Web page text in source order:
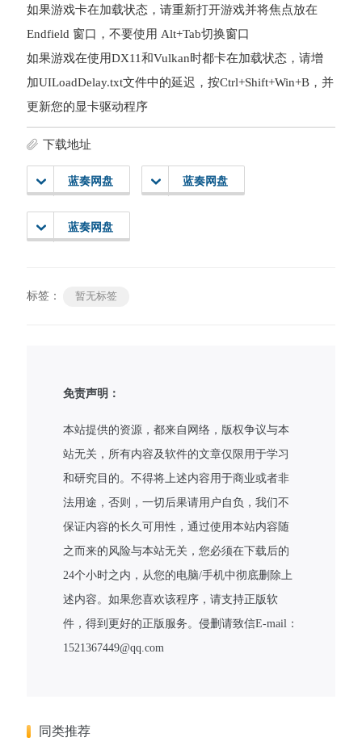
如果游戏卡在加载状态，请重新打开游戏并将焦点放在
Endfield 窗口，不要使用 Alt+Tab切换窗口
如果游戏在使用DX11和Vulkan时都卡在加载状态，请增
加UILoadDelay.txt文件中的延迟，按Ctrl+Shift+Win+B，并
更新您的显卡驱动程序
下载地址
蓝奏网盘 蓝奏网盘
蓝奏网盘
标签： 暂无标签
免责声明：
本站提供的资源，都来自网络，版权争议与本
站无关，所有内容及软件的文章仅限用于学习
和研究目的。不得将上述内容用于商业或者非
法用途，否则，一切后果请用户自负，我们不
保证内容的长久可用性，通过使用本站内容随
之而来的风险与本站无关，您必须在下载后的
24个小时之内，从您的电脑/手机中彻底删除上
述内容。如果您喜欢该程序，请支持正版软
件，得到更好的正版服务。侵删请致信E-mail：
1521367449@qq.com
同类推荐